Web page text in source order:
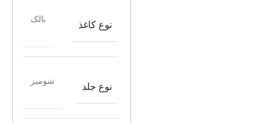
نوع کاغذ
بالک
نوع جلد
شومیز